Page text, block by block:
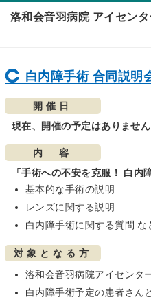
洛和会音羽病院 アイセンタ
白内障手術 合同説明
開催日
現在、開催の予定はありません
内 容
「手術への不安を克服！ 白内
基本的な手術の説明
レンズに関する説明
白内障手術に関する質問 な
対象となる方
洛和会音羽病院アイセンタ
白内障手術予定の患者さん